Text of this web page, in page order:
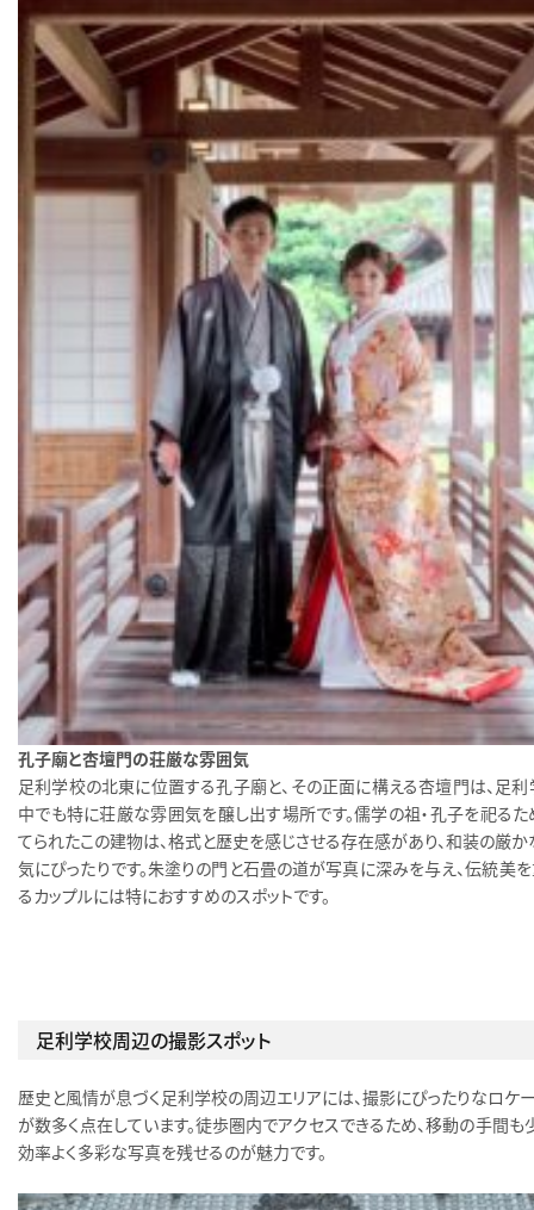
孔子廟と杏壇門の荘厳な雰囲気
足利学校の北東に位置する孔子廟と、その正面に構える杏壇門は、足
中でも特に荘厳な雰囲気を醸し出す場所です。儒学の祖・孔子を祀る
てられたこの建物は、格式と歴史を感じさせる存在感があり、和装の厳
気にぴったりです。朱塗りの門と石畳の道が写真に深みを与え、伝統美
るカップルには特におすすめのスポットです。
足利学校周辺の撮影スポット
歴史と風情が息づく足利学校の周辺エリアには、撮影にぴったりなロケ
が数多く点在しています。徒歩圏内でアクセスできるため、移動の手間も
効率よく多彩な写真を残せるのが魅力です。